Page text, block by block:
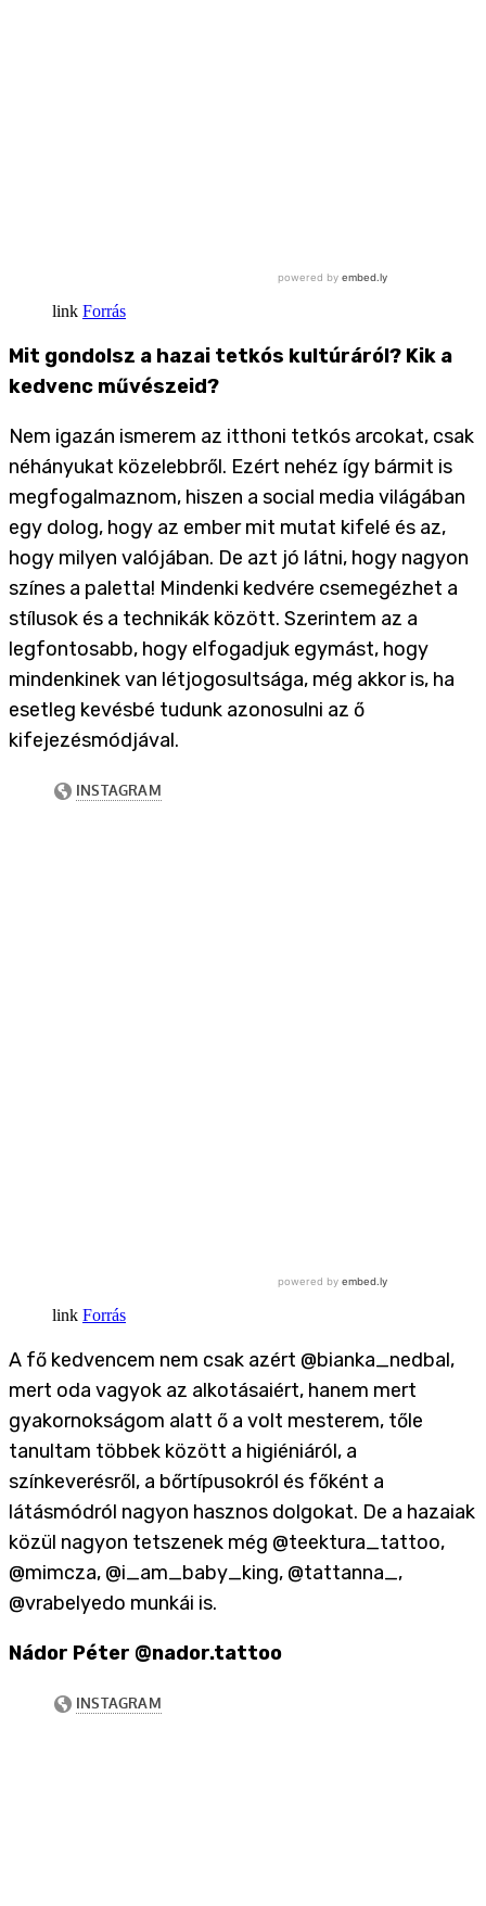
Forrás
Mit gondolsz a hazai tetkós kultúráról? Kik a
kedvenc művészeid?
Nem igazán ismerem az itthoni tetkós arcokat, csak
néhányukat közelebbről. Ezért nehéz így bármit is
megfogalmaznom, hiszen a social media világában
egy dolog, hogy az ember mit mutat kifelé és az,
hogy milyen valójában. De azt jó látni, hogy nagyon
színes a paletta! Mindenki kedvére csemegézhet a
stílusok és a technikák között. Szerintem az a
legfontosabb, hogy elfogadjuk egymást, hogy
mindenkinek van létjogosultsága, még akkor is, ha
esetleg kevésbé tudunk azonosulni az ő
kifejezésmódjával.
Forrás
A fő kedvencem nem csak azért @bianka_nedbal,
mert oda vagyok az alkotásaiért, hanem mert
gyakornokságom alatt ő a volt mesterem, tőle
tanultam többek között a higiéniáról, a
színkeverésről, a bőrtípusokról és főként a
látásmódról nagyon hasznos dolgokat. De a hazaiak
közül nagyon tetszenek még @teektura_tattoo,
@mimcza, @i_am_baby_king, @tattanna_,
@vrabelyedo munkái is.
Nádor Péter @nador.tattoo